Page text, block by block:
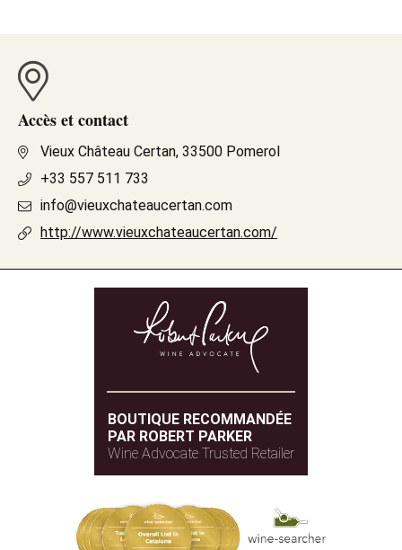
Accès et contact
Vieux Château Certan, 33500 Pomerol
+33 557 511 733
info@vieuxchateaucertan.com
http://www.vieuxchateaucertan.com/
BOUTIQUE RECOMMANDÉE
PAR ROBERT PARKER
Wine Advocate Trusted Retailer